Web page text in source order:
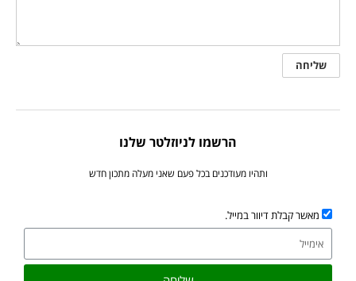
הרשמו לניוזלטר שלנו
ותהיו מעודכנים בכל פעם שאני מעלה מתכון חדש
מאשר קבלת דיוור במייל.